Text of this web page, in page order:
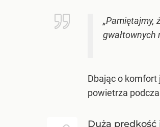
„Pamiętajmy,
gwałtownych
Dbając o komfort
powietrza
Duża